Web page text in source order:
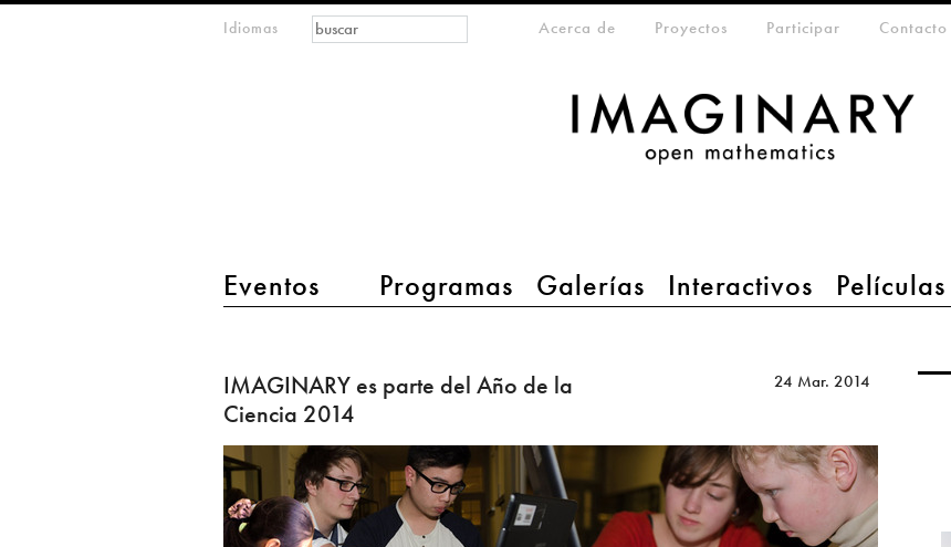
Idiomas
main menu 2
Eventos Programas Galerías Interactivos Películas
meta-menuAcerca de Proyectos Participar Contacto
Formulario de
búsqueda
Buscar
es
parte
del
Año
de
la
IMAGINARY es parte del Año de la
Ciencia 2014
24 Mar. 2014